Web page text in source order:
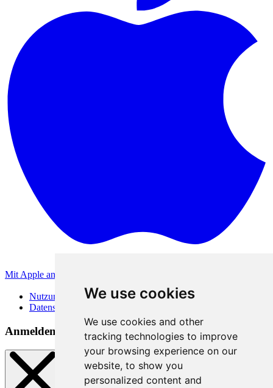
We use cookies
We use cookies and other
tracking technologies to improve
your browsing experience on our
website, to show you
personalized content and
Mit Apple anmelden
Nutzungsbedingungen
Datenschutzerklärung
Anmeldemethoden